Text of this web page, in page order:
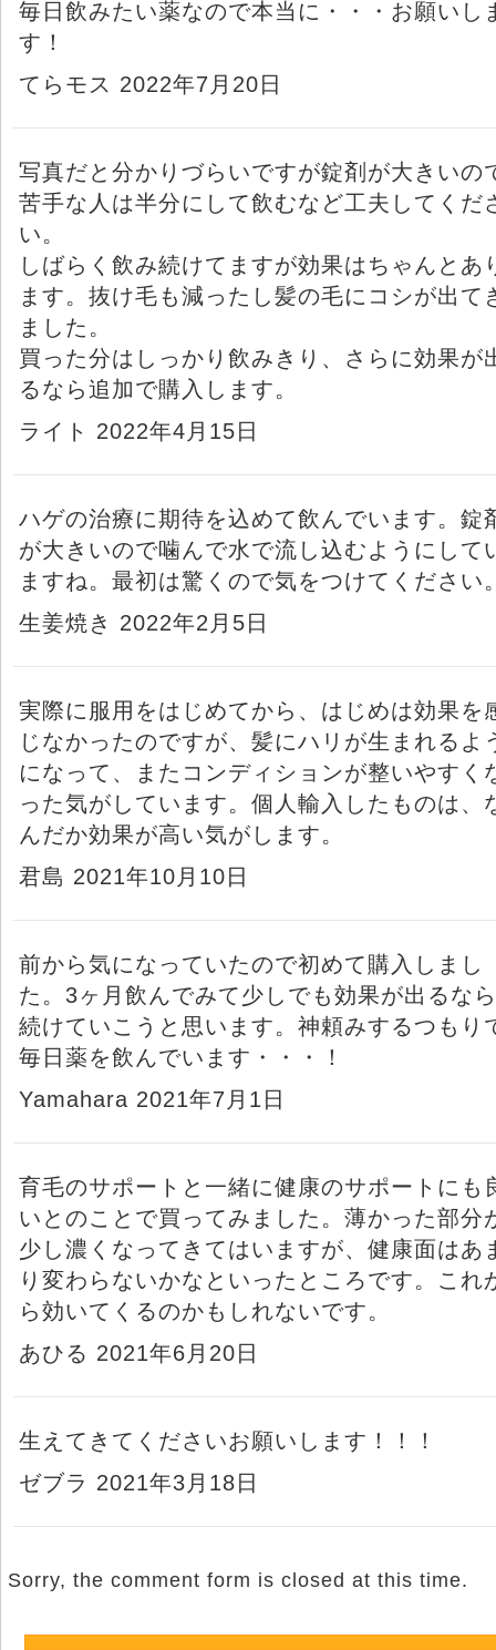
毎日飲みたい薬なので本当に・・・お願いし
す！
てらモス 2022年7月20日
写真だと分かりづらいですが錠剤が大きいの
苦手な人は半分にして飲むなど工夫してくだ
い。
しばらく飲み続けてますが効果はちゃんとあ
ます。抜け毛も減ったし髪の毛にコシが出て
ました。
買った分はしっかり飲みきり、さらに効果が
るなら追加で購入します。
ライト 2022年4月15日
ハゲの治療に期待を込めて飲んでいます。錠
が大きいので噛んで水で流し込むようにして
ますね。最初は驚くので気をつけてください
生姜焼き 2022年2月5日
実際に服用をはじめてから、はじめは効果を
じなかったのですが、髪にハリが生まれるよ
になって、またコンディションが整いやすく
った気がしています。個人輸入したものは、
んだか効果が高い気がします。
君島 2021年10月10日
前から気になっていたので初めて購入しまし
た。3ヶ月飲んでみて少しでも効果が出るなら
続けていこうと思います。神頼みするつもり
毎日薬を飲んでいます・・・！
Yamahara 2021年7月1日
育毛のサポートと一緒に健康のサポートにも
いとのことで買ってみました。薄かった部分
少し濃くなってきてはいますが、健康面はあ
り変わらないかなといったところです。これ
ら効いてくるのかもしれないです。
あひる 2021年6月20日
生えてきてくださいお願いします！！！
ゼブラ 2021年3月18日
Sorry, the comment form is closed at this time.